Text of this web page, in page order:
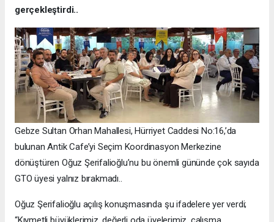
gerçekleştirdi..
Gebze Sultan Orhan Mahallesi, Hürriyet Caddesi No:16,’da
bulunan Antik Cafe’yi Seçim Koordinasyon Merkezine
dönüştüren Oğuz Şerifalioğlu’nu bu önemli gününde çok sayıda
GTO üyesi yalnız bırakmadı..
Oğuz Şerifalioğlu açılış konuşmasında şu ifadelere yer verdi;